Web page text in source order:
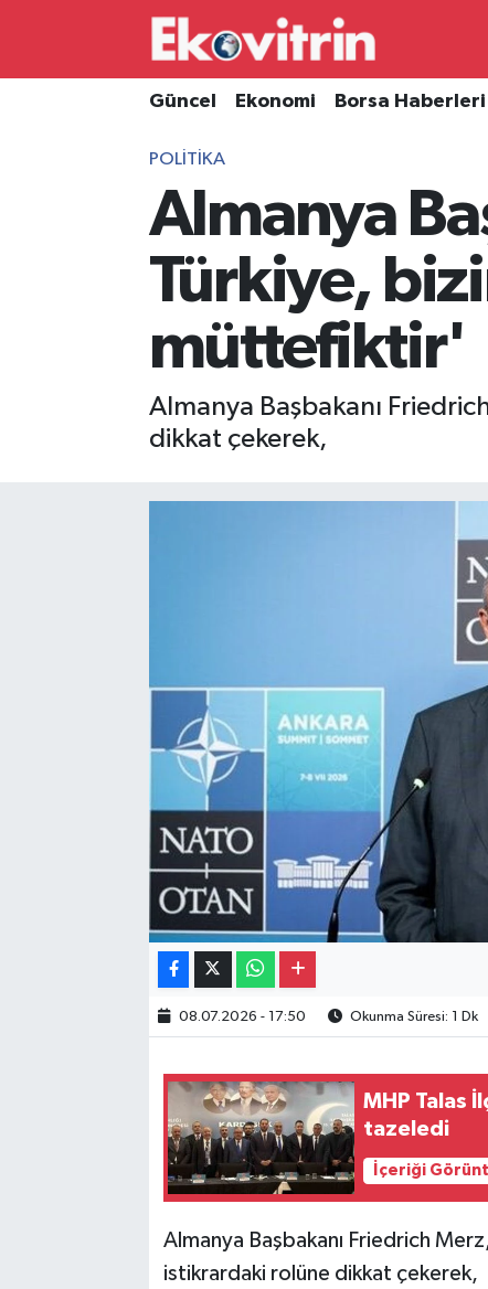
Güncel Ekonomi Borsa Haberleri
POLITIKA
Almanya
Türkiye,
müttefiktir'
Almanya Başbakanı
dikkat çekerek,
08.07.2026 - 17:50 Okunma Süresi: 1 Dk
MHP Talas
tazeledi
İçeriği
Almanya Başbakanı Friedrich
istikrardaki rolüne dikkat çekerek,
Güncel
Borsa Haberleri
İş Dünyası
Hava Durumu
Süper Lig Puan Durumu ve Fikstür
Tüm Manşetler
Son Dakika Haberleri
Haber Arşivi